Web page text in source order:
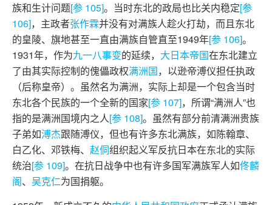
族和生计问题[参 105]。当时东北的政局也比关内稳定[参
106]，主政者张作霖并没有对满族人趁火打劫，而且东北
的皇陵、旗地甚至一直由满族自管直至1949年[参 106]。
1931年，作为九一八事变的延续， 大日本帝国在东北建立
了由其实际控制的傀儡政权满洲国，以逊帝溥仪担任执政
（后称皇帝）。虽然名为满洲，实际上却是一个包含当时
东北各个民族的一个全新的国家[参 107]，所谓“满洲人”也
指的是满洲国境内之人[参 108]。虽然有部分前清满洲贵族
子弟如溥杰跟随溥仪，但也有许多东北满族，如陈翰章、
白乙化、邓铁梅、 赵侗组织起义军反抗日本在东北的实际
统治[参 109]。在抗日战争中也有许多国军满族军人如佟麟
阁、 吴克仁为国捐躯。